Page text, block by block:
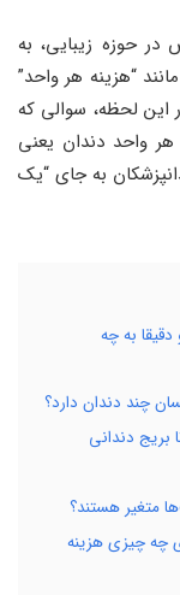
حوزه زیبایی، به
“هزینه هر واحد”
در این لحظه، سوالی که
واحد دندان یعنی
به جای “یک
به چه
چند دندان دارد؟
بریج دندانی
متغیر هستند؟
چه چیزی هزینه